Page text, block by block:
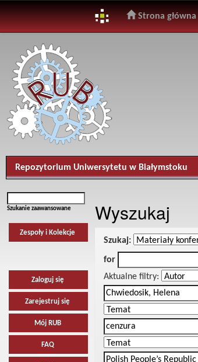
navigation
Strona główna
Repozytorium Uniwersytetu w Białymstoku
Szukanie zaawansowane
Zespoły i Kolekcje
Zaloguj się
Zarejestruj się
Mój RUB
FAQ
Wyszukaj
Szukaj:
for
Aktualne filtry: